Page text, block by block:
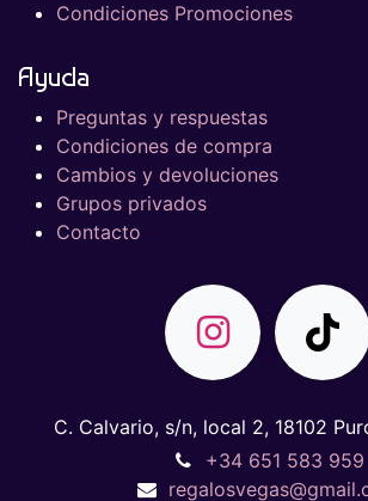
Condiciones Promociones
Ayuda
Preguntas y respuestas
Condiciones de compra
Cambios y devoluciones
Grupos privados
Contacto
C. Calvario, s/n, local 2, 18102
+34 651 583 959